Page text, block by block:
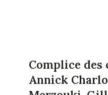
Complice des
Annick